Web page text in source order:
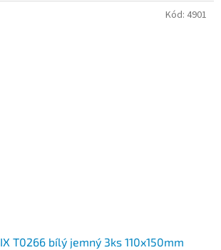
T0266 bílý jemný 3ks 110x150mm
Kód: 4901